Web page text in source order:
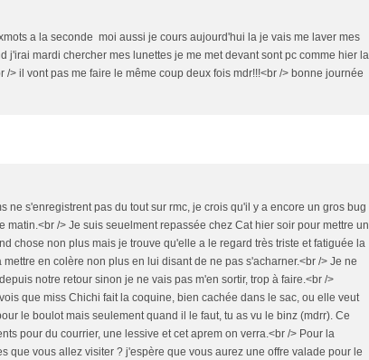
a la seconde moi aussi je cours aujourd'hui la je vais me laver mes
mardi chercher mes lunettes je me met devant sont pc comme hier la
il vont pas me faire le même coup deux fois mdr!!!<br /> bonne journée
ne s'enregistrent pas du tout sur rmc, je crois qu'il y a encore un gros bug
/> Je suis seuelment repassée chez Cat hier soir pour mettre un
chose non plus mais je trouve qu'elle a le regard très triste et fatiguée la
en colère non plus en lui disant de ne pas s'acharner.<br /> Je ne
notre retour sinon je ne vais pas m'en sortir, trop à faire.<br />
que miss Chichi fait la coquine, bien cachée dans le sac, ou elle veut
le boulot mais seulement quand il le faut, tu as vu le binz (mdrr). Ce
pour du courrier, une lessive et cet aprem on verra.<br /> Pour la
que vous allez visiter ? j'espère que vous aurez une offre valade pour le